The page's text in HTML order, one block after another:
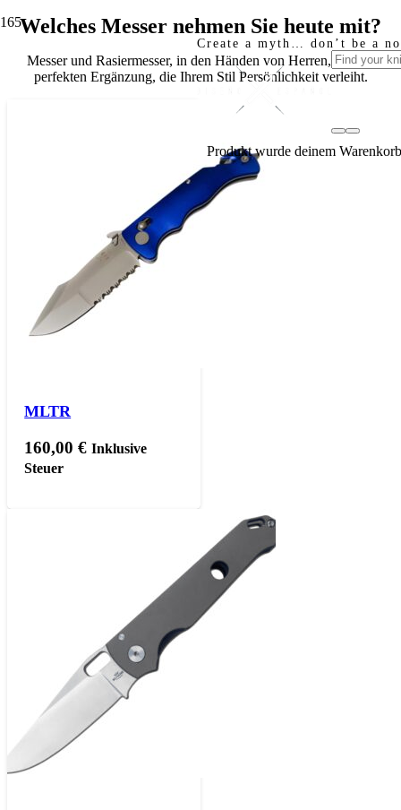
Create a myth… don’t be a
Produktwurde deinem
Welches Messer nehmen Sie heute mit?
Messer und Rasiermesser, in den Händen von Herren, mit der
perfekten Ergänzung, die Ihrem Stil Persönlichkeit verleiht.
MLTR
160,00€ Inklusive
Steuer